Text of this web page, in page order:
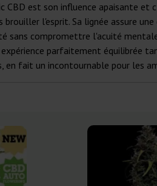
est son influence apaisante et
l'esprit. Sa lignée assure
compromettre l'acuité
parfaitement équilibrée
en fait un incontournable pour les